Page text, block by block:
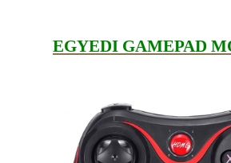
EGYEDI GAMEPAD